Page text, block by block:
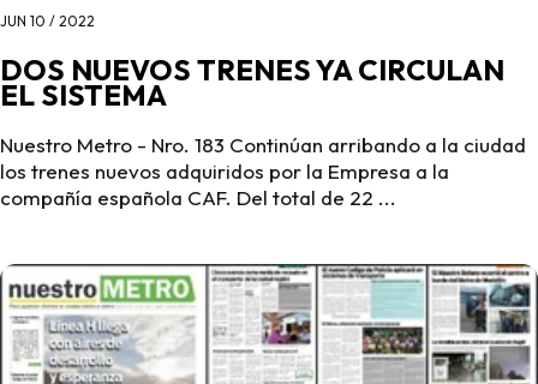
JUN 10 / 2022
DOS NUEVOS TRENES YA CIRCULAN
EL SISTEMA
Nuestro Metro - Nro. 183 Continúan arribando a la ciudad
los trenes nuevos adquiridos por la Empresa a la
compañía española CAF. Del total de 22 ...